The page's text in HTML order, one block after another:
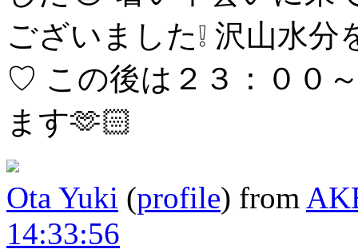
ございました❕ 沢山水分
♡ この後は２３：００
ます🫶🏻
Ota Yuki (profile) from
14:33:56